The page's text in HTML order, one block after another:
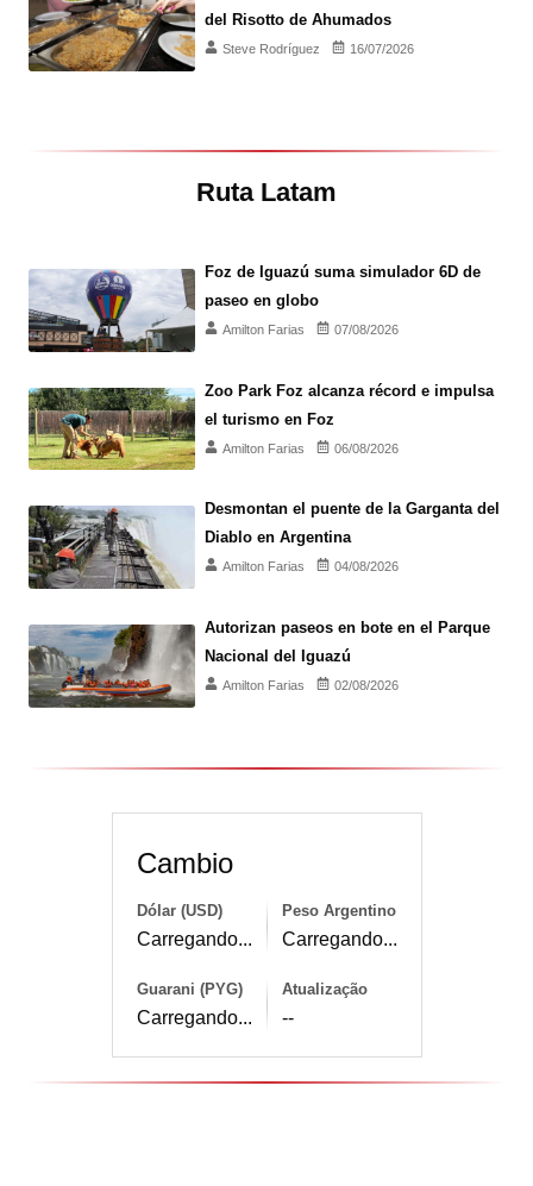
del Risotto de Ahumados
Steve Rodríguez 16/07/2026
Ruta Latam
Foz de Iguazú suma simulador 6D de
paseo en globo
Amilton Farias 07/08/2026
Zoo Park Foz alcanza récord e impulsa
el turismo en Foz
Amilton Farias 06/08/2026
Desmontan el puente de la Garganta del
Diablo en Argentina
Amilton Farias 04/08/2026
Autorizan paseos en bote en el Parque
Nacional del Iguazú
Amilton Farias 02/08/2026
Cambio
Dólar (USD)
Carregando...
Peso Argentino
Carregando...
Guarani (PYG)
Carregando...
Atualização
--